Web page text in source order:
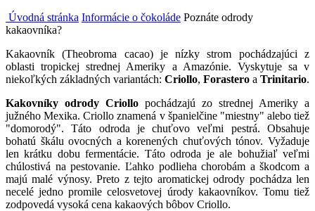
Úvodná stránka Informácie o čokoláde Poznáte odrody
kakaovníka?
Kakaovník (Theobroma cacao) je nízky strom pochádzajúci z
oblasti tropickej strednej Ameriky a Amazónie. Vyskytuje sa v
niekoľkých základných variantách: Criollo, Forastero a Trinitario.
Kakovníky odrody Criollo pochádzajú zo strednej Ameriky a
južného Mexika. Criollo znamená v španielčine "miestny" alebo tiež
"domorodý". Táto odroda je chuťovo veľmi pestrá. Obsahuje
bohatú škálu ovocných a korenených chuťových tónov. Vyžaduje
len krátku dobu fermentácie. Táto odroda je ale bohužiaľ veľmi
chúlostivá na pestovanie. Ľahko podlieha chorobám a škodcom a
majú malé výnosy. Preto z tejto aromatickej odrody pochádza len
necelé jedno promile celosvetovej úrody kakaovníkov. Tomu tiež
zodpovedá vysoká cena kakaových bôbov Criollo.